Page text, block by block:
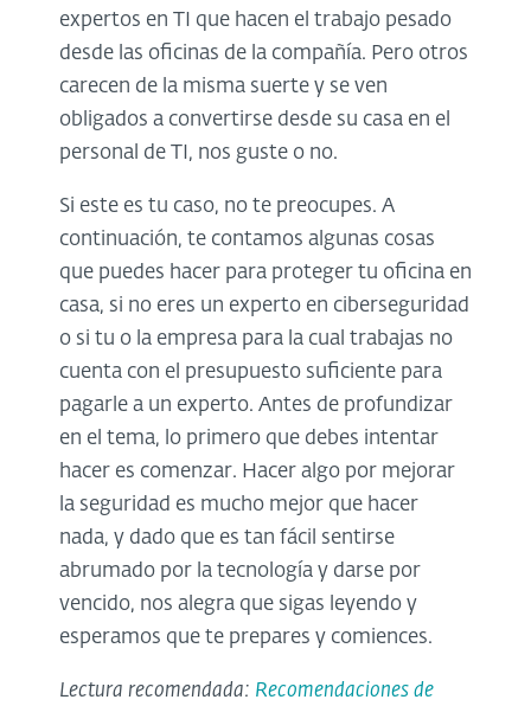
expertos en TI que hacen el trabajo pesado
desde las oficinas de la compañía. Pero otros
carecen de la misma suerte y se ven
obligados a convertirse desde su casa en el
personal de TI, nos guste o no.
Si este es tu caso, no te preocupes. A
continuación, te contamos algunas cosas
que puedes hacer para proteger tu oficina en
casa, si no eres un experto en ciberseguridad
o si tu o la empresa para la cual trabajas no
cuenta con el presupuesto suficiente para
pagarle a un experto. Antes de profundizar
en el tema, lo primero que debes intentar
hacer es comenzar. Hacer algo por mejorar
la seguridad es mucho mejor que hacer
nada, y dado que es tan fácil sentirse
abrumado por la tecnología y darse por
vencido, nos alegra que sigas leyendo y
esperamos que te prepares y comiences.
Lectura recomendada: Recomendaciones de